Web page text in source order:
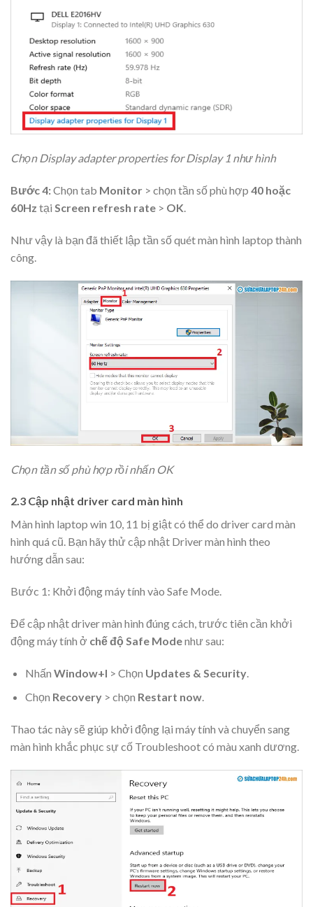
Chọn Display adapter properties for Display 1 như hình
Bước 4:Chọn tab Monitor > chọn tần số phù hợp 40 hoặc
60Hz tại Screen refresh rate > OK.
Như vậy là bạn đã thiết lập tần số quét màn hình laptop thành
công.
Chọn tần số phù hợp rồi nhấn OK
2.3 Cập nhật driver card màn hình
Màn hình laptop win 10, 11 bị giật có thể do driver card màn
hình quá cũ. Bạn hãy thử cập nhật Driver màn hình theo
hướng dẫn sau:
Bước 1: Khởi động máy tính vào Safe Mode.
Để cập nhật driver màn hình đúng cách, trước tiên cần khởi
động máy tính ở chế độ Safe Modenhư sau:
Nhấn Window+I > Chọn Updates & Security.
Chọn Recovery> chọn Restart now.
Thao tác này sẽ giúp khởi động lại máy tính và chuyển sang
màn hình khắc phục sự cố Troubleshoot có màu xanh dương.